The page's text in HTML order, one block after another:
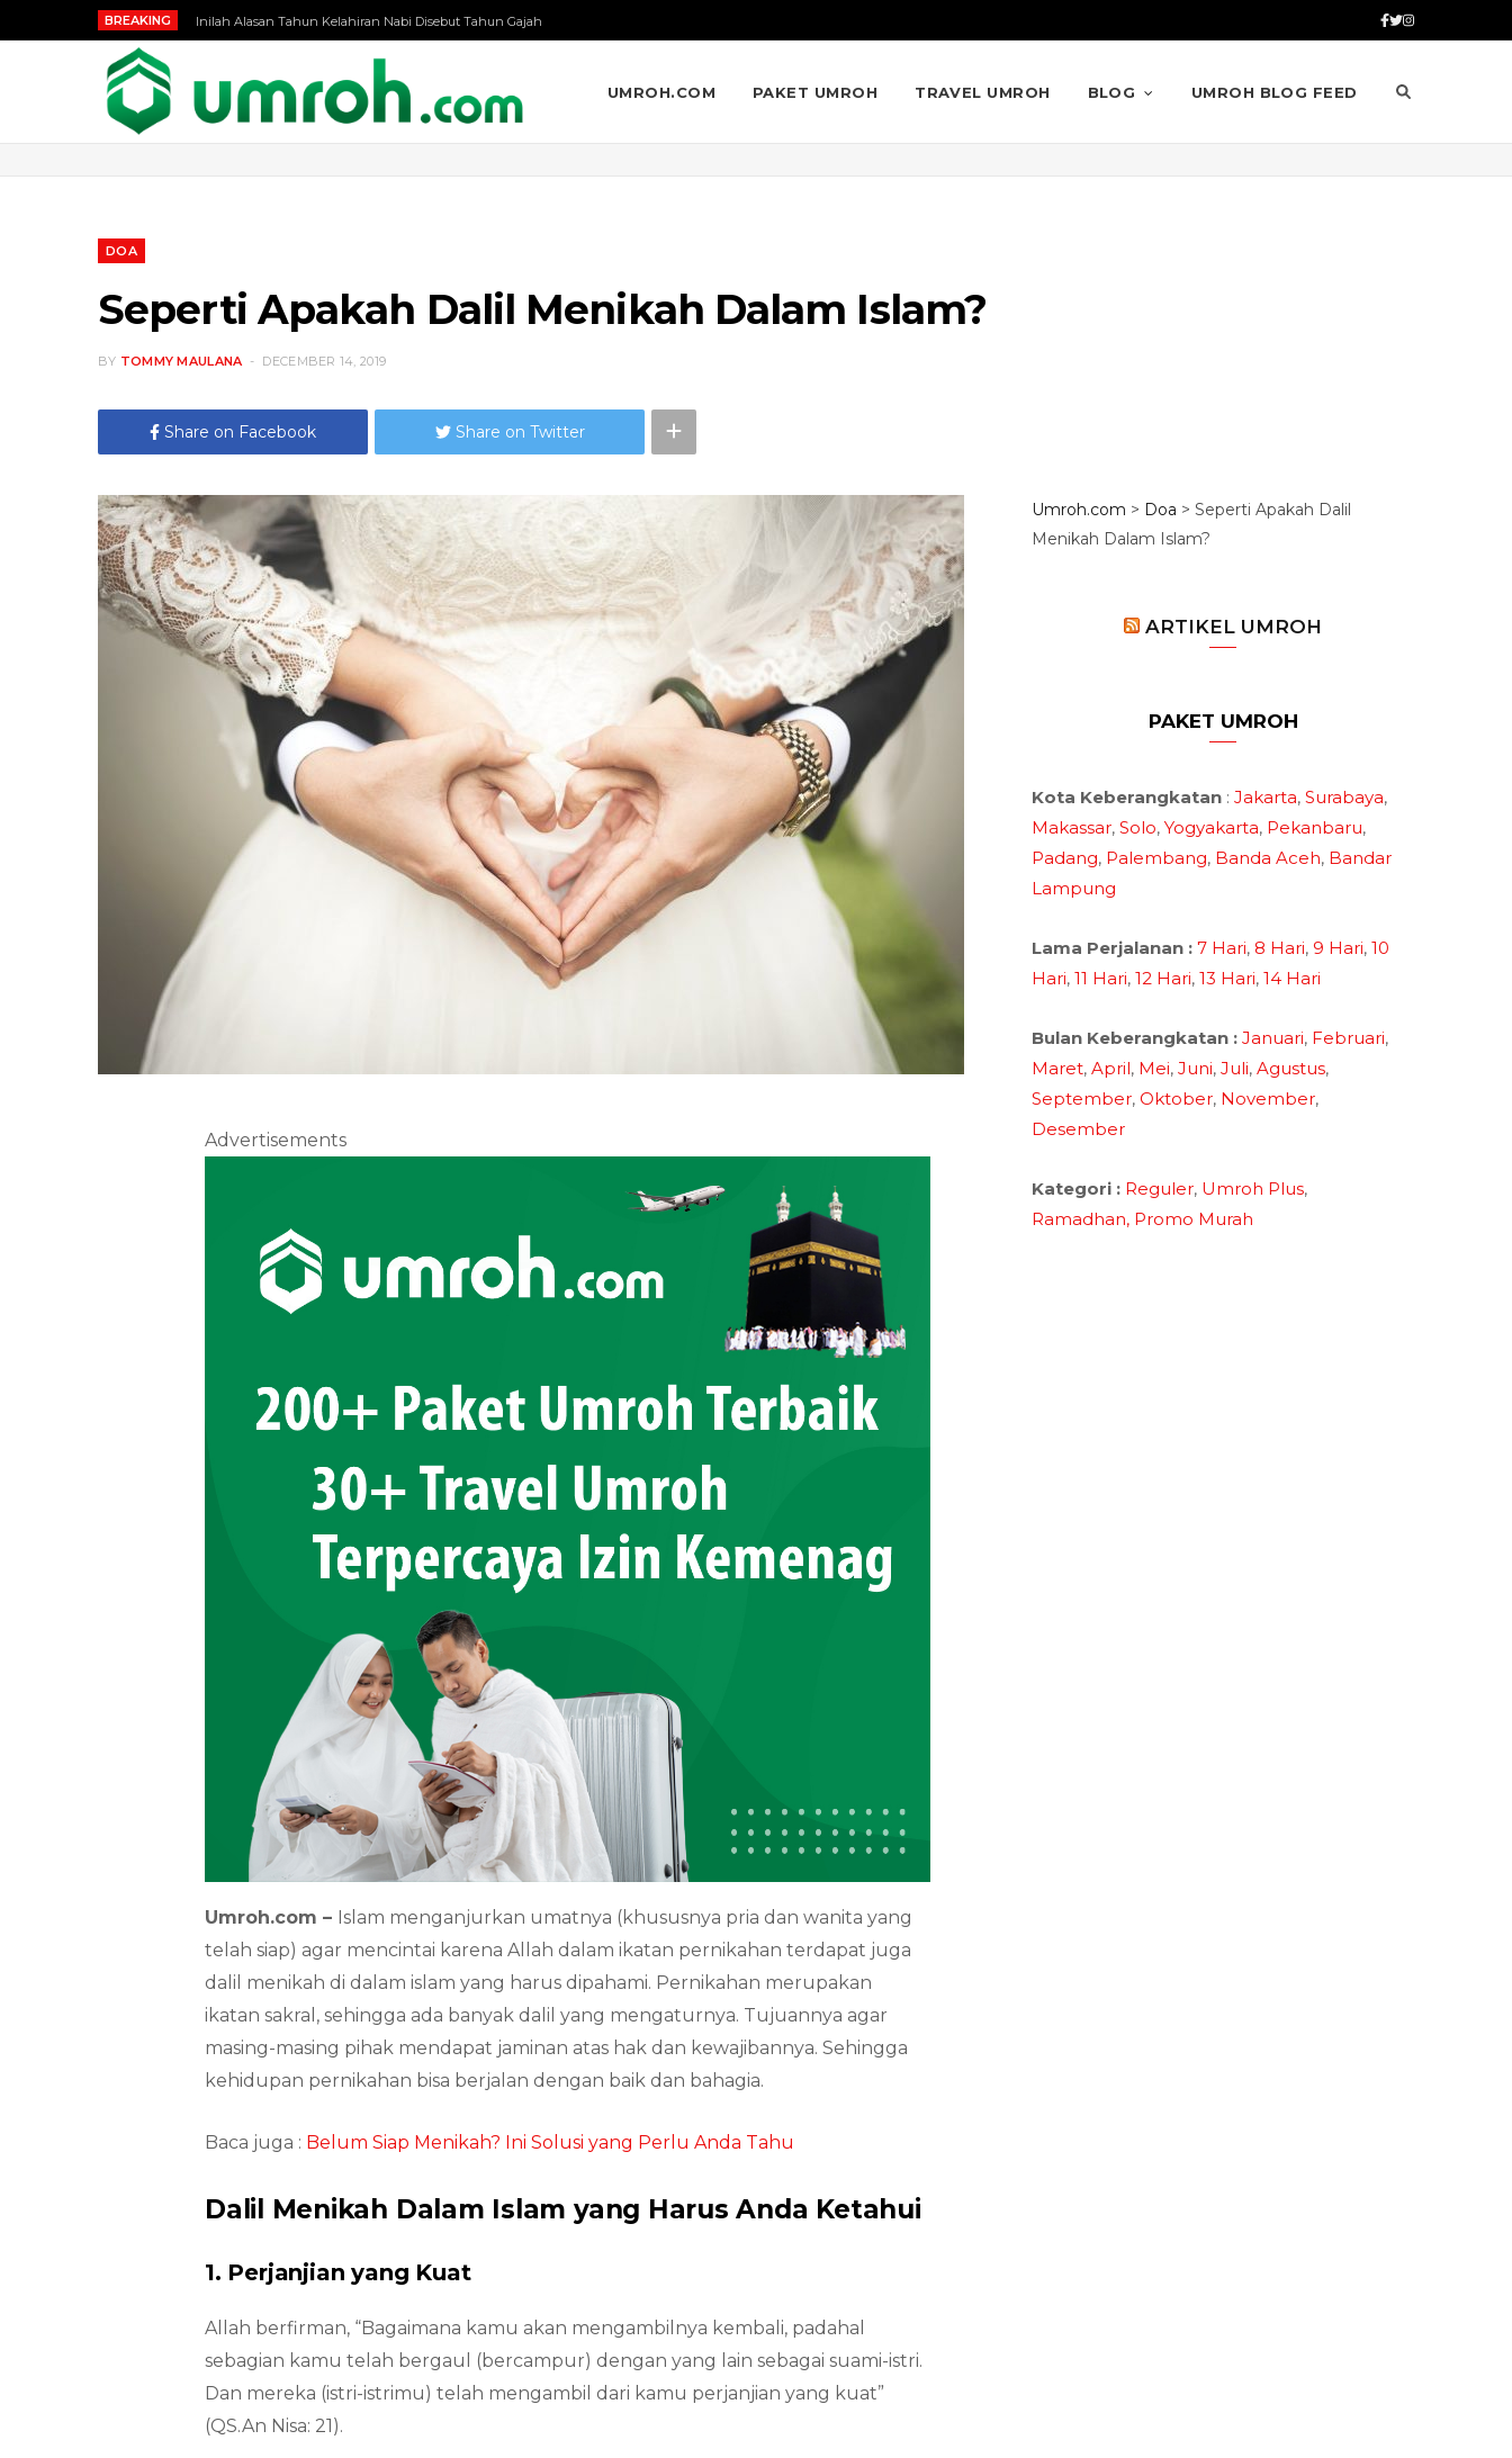
BREAKING Inilah Alasan Tahun Kelahiran Nabi Disebut Tahun Gajah
UMROH.COM PAKET UMROH TRAVEL UMROH BLOG UMROH BLOG FEED
DOA
Seperti Apakah Dalil Menikah Dalam Islam?
BY TOMMY MAULANA DECEMBER 14, 2019
Share on Facebook Share on Twitter
Advertisements
Umroh.com – Islam menganjurkan umatnya (khususnya pria dan wanita yang
telah siap) agar mencintai karena Allah dalam ikatan pernikahan terdapat juga
dalil menikah di dalam islam yang harus dipahami. Pernikahan merupakan
ikatan sakral, sehingga ada banyak dalil yang mengaturnya. Tujuannya agar
masing-masing pihak mendapat jaminan atas hak dan kewajibannya. Sehingga
kehidupan pernikahan bisa berjalan dengan baik dan bahagia.
Baca juga : Belum Siap Menikah? Ini Solusi yang Perlu Anda Tahu
Dalil Menikah Dalam Islam yang Harus Anda Ketahui
1. Perjanjian yang Kuat
Allah berfirman, “Bagaimana kamu akan mengambilnya kembali, padahal
sebagian kamu telah bergaul (bercampur) dengan yang lain sebagai suami-istri.
Dan mereka (istri-istrimu) telah mengambil dari kamu perjanjian yang kuat”
(QS.An Nisa: 21).
Umroh.com > Doa > Seperti Apakah Dalil
Menikah Dalam Islam?
ARTIKEL UMROH
PAKET UMROH
Kota Keberangkatan : Jakarta, Surabaya,
Makassar, Solo, Yogyakarta, Pekanbaru,
Padang, Palembang, Banda Aceh, Bandar
Lampung
Lama Perjalanan : 7 Hari, 8 Hari, 9 Hari, 10
Hari, 11 Hari, 12 Hari, 13 Hari, 14 Hari
Bulan Keberangkatan : Januari, Februari,
Maret, April, Mei, Juni, Juli, Agustus,
September, Oktober, November,
Desember
Kategori : Reguler, Umroh Plus,
Ramadhan, Promo Murah